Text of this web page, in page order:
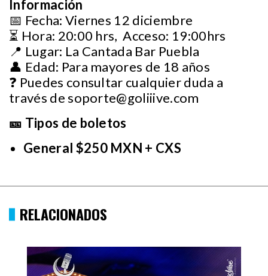
Información
📅 Fecha: Viernes 12 diciembre
⏳ Hora: 20:00 hrs, Acceso: 19:00hrs
📍 Lugar: La Cantada Bar Puebla
👤 Edad: Para mayores de 18 años
❓ Puedes consultar cualquier duda a
través desoporte@goliiive.com
🎫 Tipos de boletos
General $250 MXN + CXS
RELACIONADOS